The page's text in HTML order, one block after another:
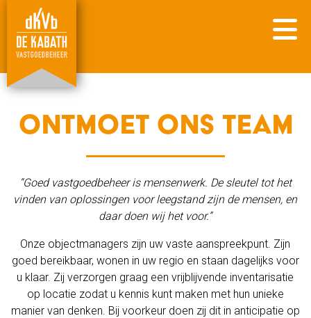
Ontmoet ons team
“Goed vastgoedbeheer is mensenwerk. De sleutel tot het
vinden van oplossingen voor leegstand zijn de mensen, en
daar doen wij het voor.”
Onze objectmanagers zijn uw vaste aanspreekpunt. Zijn
goed bereikbaar, wonen in uw regio en staan dagelijks voor
u klaar. Zij verzorgen graag een vrijblijvende inventarisatie
op locatie zodat u kennis kunt maken met hun unieke
manier van denken. Bij voorkeur doen zij dit in anticipatie op